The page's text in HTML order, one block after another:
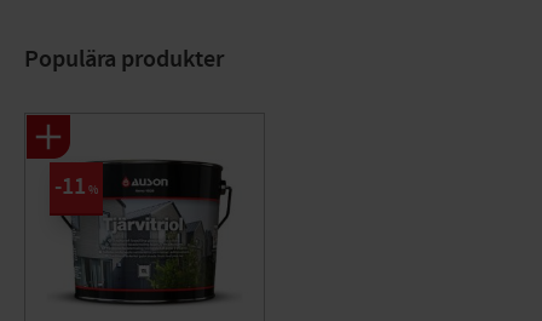
Populära produkter
11 %